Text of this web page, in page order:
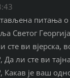
питања
Светог
сте ви вјерска,
Да ли сте ви
Какав је ваш